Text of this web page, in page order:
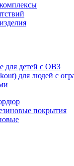
для детей с ОВЗ
для людей с
покрытия